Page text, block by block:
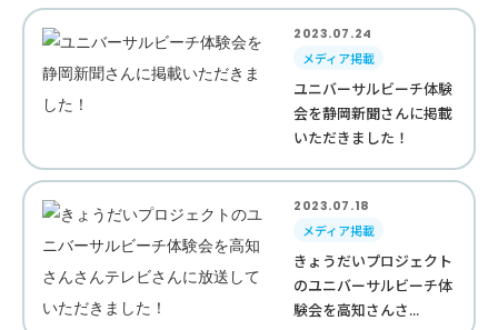
2023.07.24
メディア掲載
ユニバーサルビーチ体験
会を静岡新聞さんに掲載
いただきました！
2023.07.18
メディア掲載
きょうだいプロジェクト
のユニバーサルビーチ体
験会を高知さんさ...